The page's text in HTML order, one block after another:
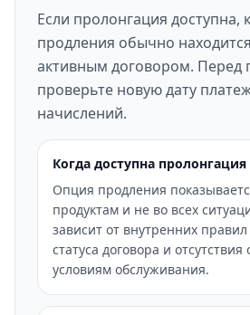
Если пролонгация доступна,
продления обычно
активным договором. Перед
проверьте новую дату
начислений.
Когда доступна пролонгация
Опция продления
продуктам и не во всех
зависит от внутренних
статуса договора и
условиям обслуживания.